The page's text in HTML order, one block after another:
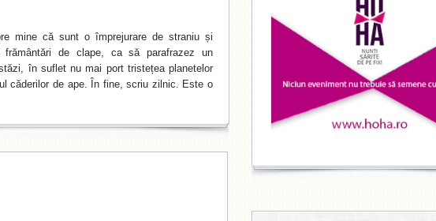
mine că sunt o împrejurare de straniu și
de clape, ca să parafrazez un
în suflet nu mai port tristețea planetelor
căderilor de ape. În fine, scriu zilnic. Este o